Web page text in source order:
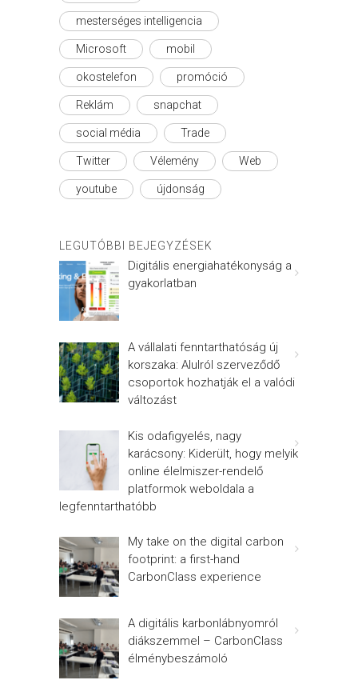
mesterséges intelligencia
Microsoft mobil
okostelefon promóció
Reklám snapchat
social média Trade
Twitter Vélemény Web
youtube újdonság
LEGUTÓBBI BEJEGYZÉSEK
Digitális energiahatékonyság a
gyakorlatban
A vállalati fenntarthatóság új
korszaka: Alulról szerveződő
csoportok hozhatják el a valódi
változást
Kis odafigyelés, nagy
karácsony: Kiderült, hogy melyik
online élelmiszer-rendelő
platformok weboldala a
legfenntarthatóbb
My take on the digital carbon
footprint: a first-hand
CarbonClass experience
A digitális karbonlábnyomról
diákszemmel – CarbonClass
élménybeszámoló